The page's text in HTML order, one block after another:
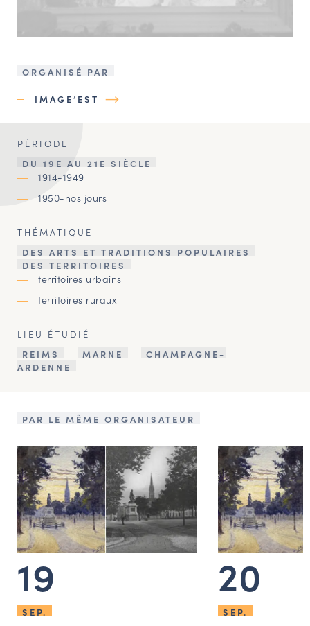
ORGANISÉ PAR
IMAGE’EST
PÉRIODE
DU 19E AU 21E SIÈCLE
1914-1949
1950-nos jours
THÉMATIQUE
DES ARTS ET TRADITIONS POPULAIRES
DES TERRITOIRES
territoires urbains
territoires ruraux
LIEU ÉTUDIÉ
REIMS
MARNE
CHAMPAGNE-
ARDENNE
PAR LE MÊME ORGANISATEUR
19
SEP.
20
SEP.